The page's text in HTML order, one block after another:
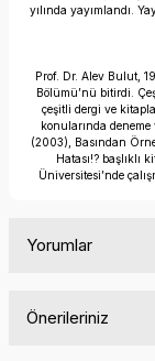
yılında yayımlandı.
Prof. Dr. Alev Bulut,
Bölümü’nü bitirdi.
çeşitli dergi ve
konularında
(2003), Basından
Hatası!? başlıklı
Üniversitesi’nde
Yorumlar
Önerileriniz